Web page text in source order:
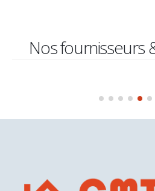
Nos fournisseurs